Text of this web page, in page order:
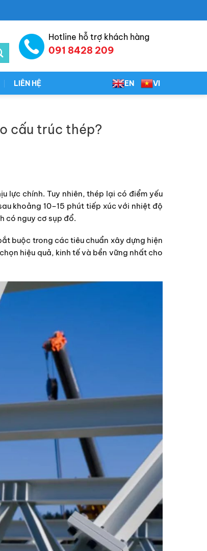
Hotline hỗ trợ khách hàng
091 8428 209
LIÊN HỆ EN VI
cấu trúc thép?
lực chính. Tuy nhiên, thép lại có điểm yếu
khoảng 10–15 phút tiếp xúc với nhiệt độ
có nguy cơ sụp đổ.
buộc trong các tiêu chuẩn xây dựng hiện
hiệu quả, kinh tế và bền vững nhất cho